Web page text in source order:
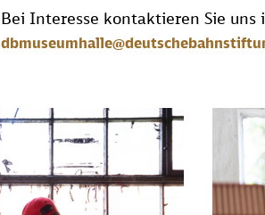
Bei Interesse kontaktieren Sie uns